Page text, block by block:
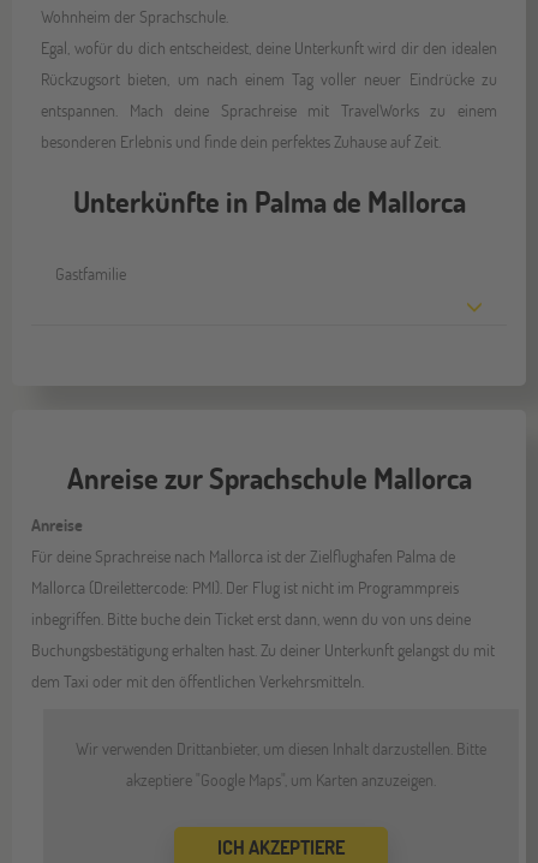
Wohnheim der Sprachschule.
Egal, wofür du dich entscheidest, deine Unterkunft wird dir den idealen
Rückzugsort bieten, um nach einem Tag voller neuer Eindrücke zu
entspannen. Mach deine Sprachreise mit TravelWorks zu einem
besonderen Erlebnis und finde dein perfektes Zuhause auf Zeit.
Unterkünfte in Palma de Mallorca
Gastfamilie
Anreise zur Sprachschule Mallorca
Anreise
Für deine Sprachreise nach Mallorca ist der Zielflughafen Palma de
Mallorca (Dreilettercode: PMI). Der Flug ist nicht im Programmpreis
inbegriffen. Bitte buche dein Ticket erst dann, wenn du von uns deine
Buchungsbestätigung erhalten hast. Zu deiner Unterkunft gelangst du mit
dem Taxi oder mit den öffentlichen Verkehrsmitteln.
Wir verwenden Drittanbieter, um diesen Inhalt darzustellen. Bitte
akzeptiere "Google Maps", um Karten anzuzeigen.
ICH AKZEPTIERE